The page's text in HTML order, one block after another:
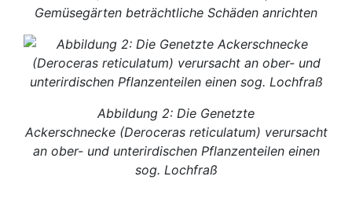
Gemüsegärten beträchtliche Schäden anrichten
Abbildung 2: Die Genetzte
Ackerschnecke (Deroceras reticulatum) verursacht
an ober- und unterirdischen Pflanzenteilen einen
sog. Lochfraß